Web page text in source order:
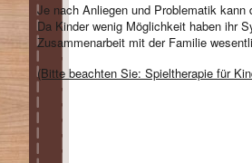
Je nach Anliegen und Problematik
Da Kinder wenig Möglichkeit haben ihr
Zusammenarbeit mit der Familie
(Bitte beachten Sie: Spieltherapie für